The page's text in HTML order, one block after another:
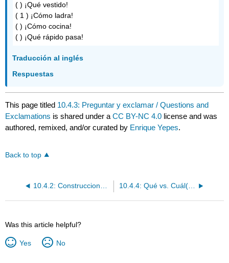
( ) ¡Qué vestido!
( 1 ) ¡Cómo ladra!
( ) ¡Cómo cocina!
( ) ¡Qué rápido pasa!
Traducción al inglés
Respuestas
This page titled 10.4.3: Preguntar y exclamar / Questions and
Exclamations is shared under aCC BY-NC 4.0 license and was
authored, remixed, and/or curated by Enrique Yepes.
Back to top
10.4.2: Construcciones adjetivas / Adjective Constructions (el nuevo, de papel) 10.4.4: Qué vs. Cuál(es)
Was this article helpful?
Yes No